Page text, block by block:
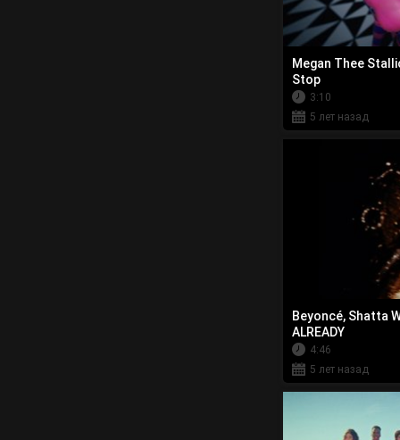
Megan Thee
Stop
3:10
5 лет назад
Beyoncé, Shatta
ALREADY
4:46
5 лет назад